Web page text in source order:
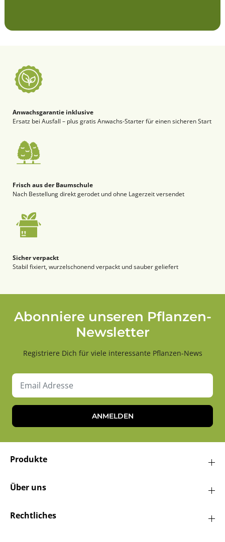
Anwachsgarantie inklusive
Ersatz bei Ausfall – plus gratis Anwachs-Starter für einen sicheren Start
Frisch aus der Baumschule
Nach Bestellung direkt gerodet und ohne Lagerzeit versendet
Sicher verpackt
Stabil fixiert, wurzelschonend verpackt und sauber geliefert
Abonniere unseren Pflanzen-
Newsletter
Registriere Dich für viele interessante Pflanzen-News
ANMELDEN
Produkte
Über uns
Rechtliches